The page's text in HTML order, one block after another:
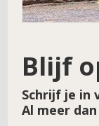
Naam*
Blijf
Schrijf je in
Al meer